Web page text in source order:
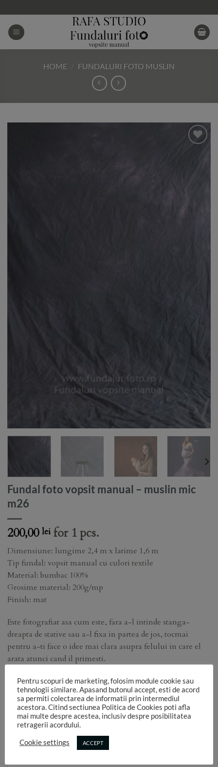
to
content
HOME FUNDALURI FOTO MUSLIN
Fundal foto vopsit manual – muslin mic
m26
200,00 lei for 1 pcs.
Dimensiune: lungime 2,4 m x latime 1,6 m
Tip fundal: vopsit manual cu culori textile
Material: bumbac 100%
Grosime material: 200g/mp
Finish: mat
Este fotografiat asa cum este, fara a-l intinde stanga-
dreapta de stative sau a-l fixa in partea de jos, tocmai
pentru a-ti face o idee mai clara asupra felului in care el
arata atunci cand il primesti.
El se poate calca fara probleme daca vreo cuta deranjeaza
foarte tare sau si mai simplu, vezi aici cum scapi de cute in
cateva minute:
Pentru scopuri de marketing, folosim module cookie sau
tehnologii similare. Apasand butonul accept, esti de acord
sa permiti colectarea de informatii prin intermediul
acestora. Citind sectiunea Politica de Cookies poti afla
mai multe despre acestea, inclusiv despre posibilitatea
retragerii acordului.
Cookie settings ACCEPT